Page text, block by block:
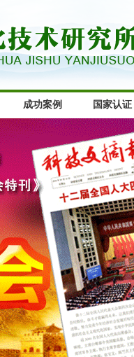
成功案例 国家认证